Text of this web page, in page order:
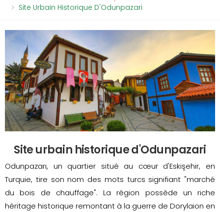
Site Urbain Historique D'Odunpazari
Site urbain historique d'Odunpazari
Odunpazarı, un quartier situé au cœur d'Eskişehir, en
Turquie, tire son nom des mots turcs signifiant "marché
du bois de chauffage". La région possède un riche
héritage historique remontant à la guerre de Dorylaion en